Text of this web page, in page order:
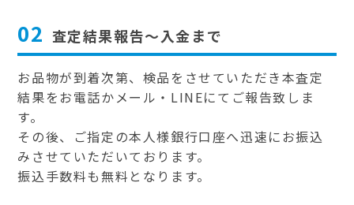
02 査定結果報告～入金まで
お品物が到着次第、検品をさせていただき本査定
結果をお電話かメール・LINEにてご報告致しま
す。
その後、ご指定の本人様銀行口座へ迅速にお振込
みさせていただいております。
振込手数料も無料となります。